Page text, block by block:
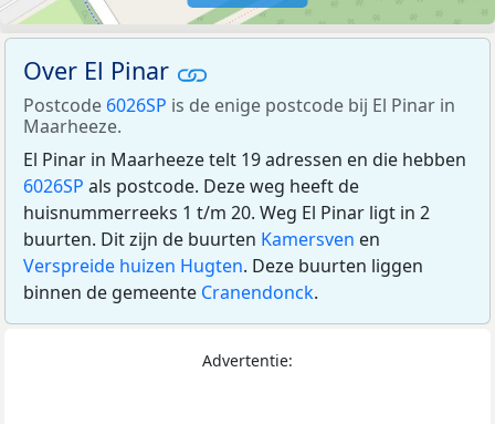
Over El Pinar
Postcode 6026SP is de enige postcode bij El Pinar in
Maarheeze.
El Pinar in Maarheeze telt 19 adressen en die hebben
6026SP als postcode. Deze weg heeft de
huisnummerreeks 1 t/m 20. Weg El Pinar ligt in 2
buurten. Dit zijn de buurten Kamersven en
Verspreide huizen Hugten. Deze buurten liggen
binnen de gemeente Cranendonck.
Advertentie: